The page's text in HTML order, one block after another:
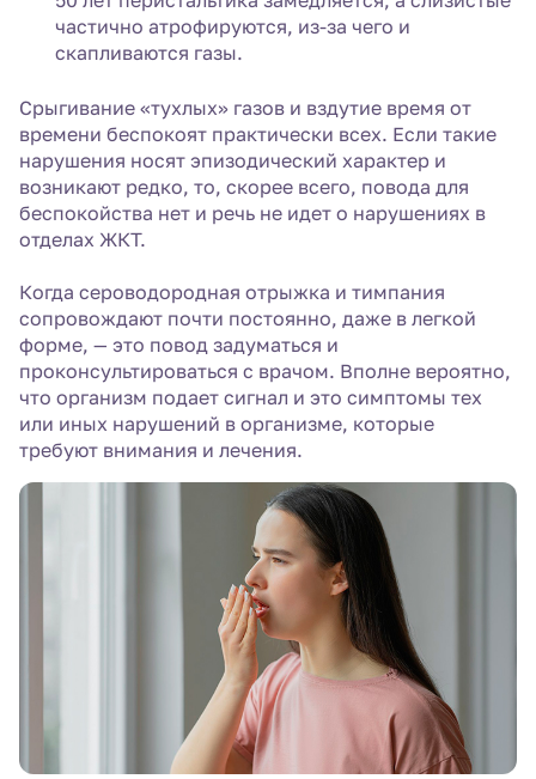
частично атрофируются, из-за чего и
скапливаются газы.
Срыгивание «тухлых» газов и вздутие время от
времени беспокоят практически всех. Если такие
нарушения носят эпизодический характер и
возникают редко, то, скорее всего, повода для
беспокойства нет и речь не идет о нарушениях в
отделах ЖКТ.
Когда сероводородная отрыжка и тимпания
сопровождают почти постоянно, даже в легкой
форме, — это повод задуматься и
проконсультироваться с врачом. Вполне вероятно,
что организм подает сигнал и это симптомы тех
или иных нарушений в организме, которые
требуют внимания и лечения.